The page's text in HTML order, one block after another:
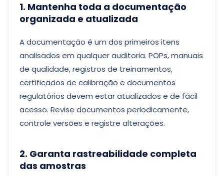
1. Mantenha toda a documentação
organizada e atualizada
A documentação é um dos primeiros itens
analisados em qualquer auditoria. POPs, manuais
de qualidade, registros de treinamentos,
certificados de calibração e documentos
regulatórios devem estar atualizados e de fácil
acesso. Revise documentos periodicamente,
controle versões e registre alterações.
2. Garanta rastreabilidade completa
das amostras